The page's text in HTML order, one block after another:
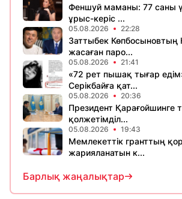
Феншуй маманы: 77 саны
ұрыс-керіс ...
05.08.2026 22:28
Заттыбек Көпбосыновтың
жасаған паро...
05.08.2026 21:41
«72 рет пышақ тығар
Серікбайға қат...
05.08.2026 20:36
Президент Қарағойшинге
қолжетімділ...
05.08.2026 19:43
Мемлекеттік гранттың
жарияланатын к...
Барлық жаңалықтар